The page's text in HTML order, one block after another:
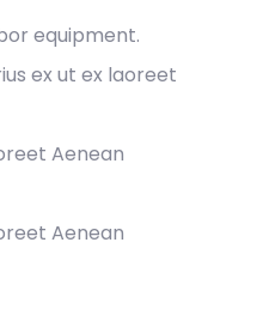
equipment.
ex ut ex laoreet
Aenean
Aenean